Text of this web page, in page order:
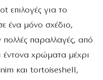
επιλογές για το
ένα μόνο σχέδιο,
παραλλαγές, από
χρώματα μέχρι
και tortoiseshell,